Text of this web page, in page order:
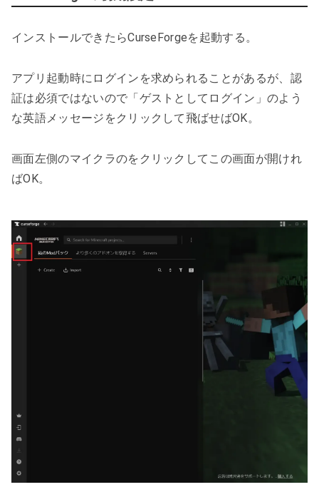
インストールできたらCurseForgeを起動する。
アプリ起動時にログインを求められることがあるが、認
証は必須ではないので「ゲストとしてログイン」のよう
な英語メッセージをクリックして飛ばせばOK。
画面左側のマイクラのをクリックしてこの画面が開けれ
ばOK。